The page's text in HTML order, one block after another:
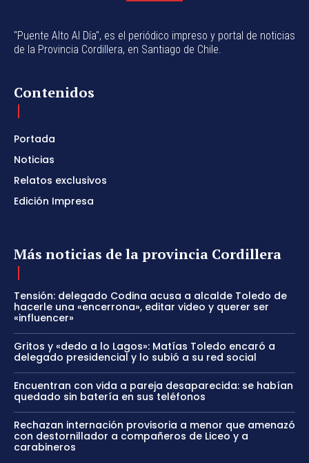
"Puente Alto Al Día", es el periódico impreso y portal de noticias
de la Provincia Cordillera, en Santiago de Chile.
Contenidos
Portada
Noticias
Relatos exclusivos
Edición Impresa
Más noticias de la provincia Cordillera
Tensión: delegado Codina acusa a alcalde Toledo de
hacerle una «encerrona», editar video y querer ser
«influencer»
Gritos y «dedo a lo Lagos»: Matías Toledo encaró a
delegado presidencial y lo subió a su red social
Encuentran con vida a pareja desaparecida: se habían
quedado sin batería en sus teléfonos
Rechazan internación provisoria a menor que amenazó
con destornillador a compañeros de Liceo y a
carabineros